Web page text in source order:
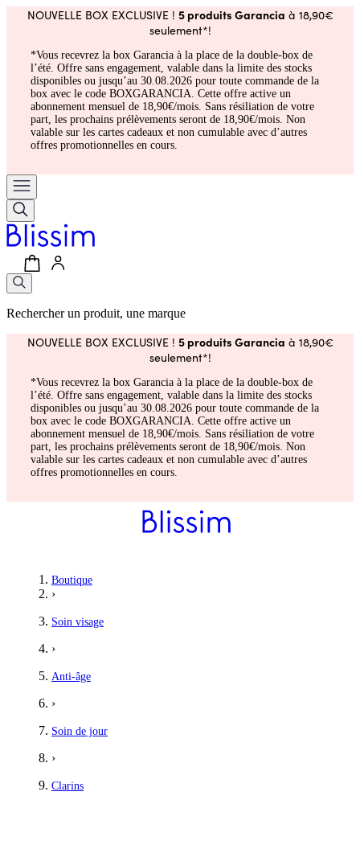
NOUVELLE BOX EXCLUSIVE ! 5 produits Garancia à 18,90€
seulement*!
*Vous recevrez la box Garancia à la place de la double-box de
l’été. Offre sans engagement, valable dans la limite des stocks
disponibles ou jusqu’au 30.08.2026 pour toute commande de la
box avec le code BOXGARANCIA. Cette offre active un
abonnement mensuel de 18,90€/mois. Sans résiliation de votre
part, les prochains prélèvements seront de 18,90€/mois. Non
valable sur les cartes cadeaux et non cumulable avec d’autres
offres promotionnelles en cours.
Rechercher un produit, une marque
NOUVELLE BOX EXCLUSIVE ! 5 produits Garancia à 18,90€
seulement*!
*Vous recevrez la box Garancia à la place de la double-box de
l’été. Offre sans engagement, valable dans la limite des stocks
disponibles ou jusqu’au 30.08.2026 pour toute commande de la
box avec le code BOXGARANCIA. Cette offre active un
abonnement mensuel de 18,90€/mois. Sans résiliation de votre
part, les prochains prélèvements seront de 18,90€/mois. Non
valable sur les cartes cadeaux et non cumulable avec d’autres
offres promotionnelles en cours.
Boutique
›
Soin visage
›
Anti-âge
›
Soin de jour
›
Clarins